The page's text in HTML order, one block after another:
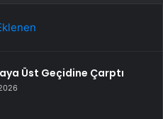
Üst Geçidine Çarptı